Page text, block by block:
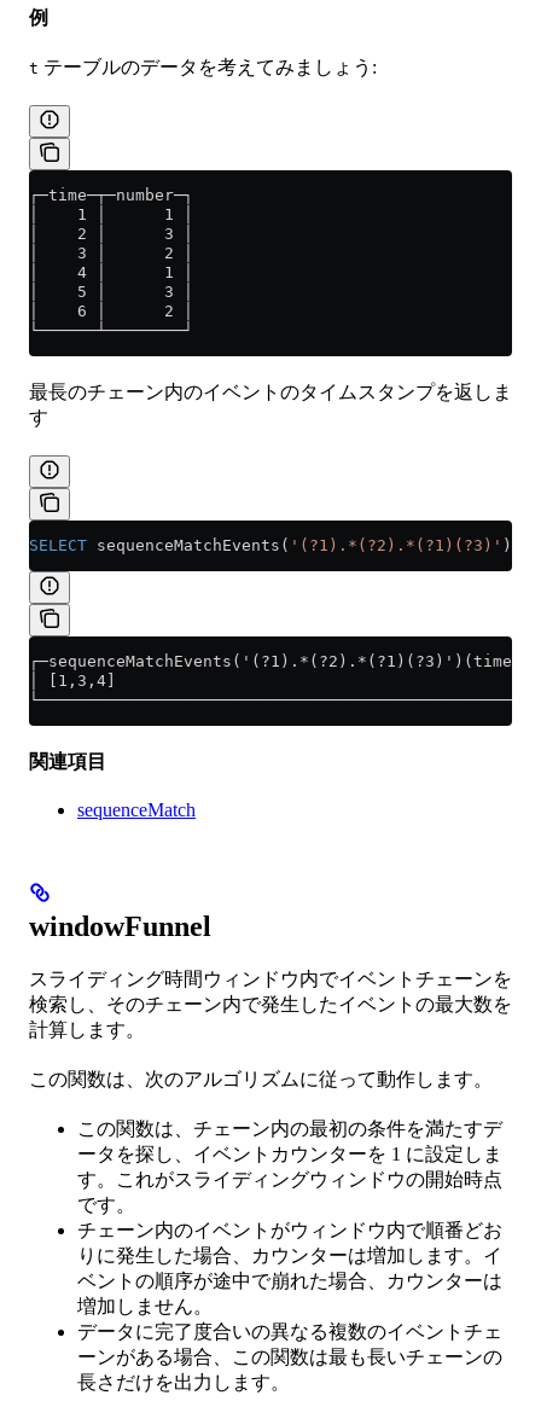
例
t テーブルのデータを考えてみましょう:
┌─time─┬─number─┐
│    1 │      1 │
│    2 │      3 │
│    3 │      2 │
│    4 │      1 │
│    5 │      3 │
│    6 │      2 │
└──────┴────────┘
最長のチェーン内のイベントのタイムスタンプを返しま
す
SELECT sequenceMatchEvents( '(?1).*(?2).*(?1)(?3)' )(
┌─sequenceMatchEvents('(?1).*(?2).*(?1)(?3)')(time,
│ [1,3,4]
関連項目
sequenceMatch
windowFunnel
スライディング時間ウィンドウ内でイベントチェーンを
検索し、そのチェーン内で発生したイベントの最大数を
計算します。
この関数は、次のアルゴリズムに従って動作します。
この関数は、チェーン内の最初の条件を満たすデ
ータを探し、イベントカウンターを 1 に設定しま
す。これがスライディングウィンドウの開始時点
です。
チェーン内のイベントがウィンドウ内で順番どお
りに発生した場合、カウンターは増加します。イ
ベントの順序が途中で崩れた場合、カウンターは
増加しません。
データに完了度合いの異なる複数のイベントチェ
ーンがある場合、この関数は最も長いチェーンの
長さだけを出力します。